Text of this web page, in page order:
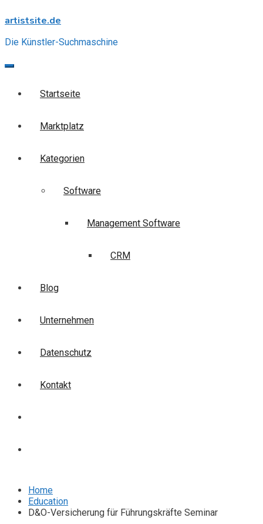
to
artistsite.de
Die Künstler-Suchmaschine
Startseite
Marktplatz
Kategorien
Software
Management Software
CRM
Blog
Unternehmen
Datenschutz
Kontakt
Home
Education
D&O-Versicherung für Führungskräfte Seminar